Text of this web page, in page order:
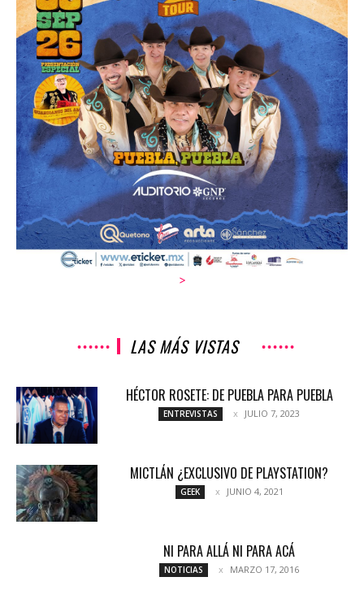
>
LAS MÁS VISTAS
HÉCTOR ROSETE: DE PUEBLA PARA PUEBLA
ENTREVISTAS JULIO 7, 2023
MICTLÁN ¿EXCLUSIVO DE PLAYSTATION?
GEEK JUNIO 4, 2021
NI PARA ALLÁ NI PARA ACÁ
NOTICIAS MARZO 17, 2016